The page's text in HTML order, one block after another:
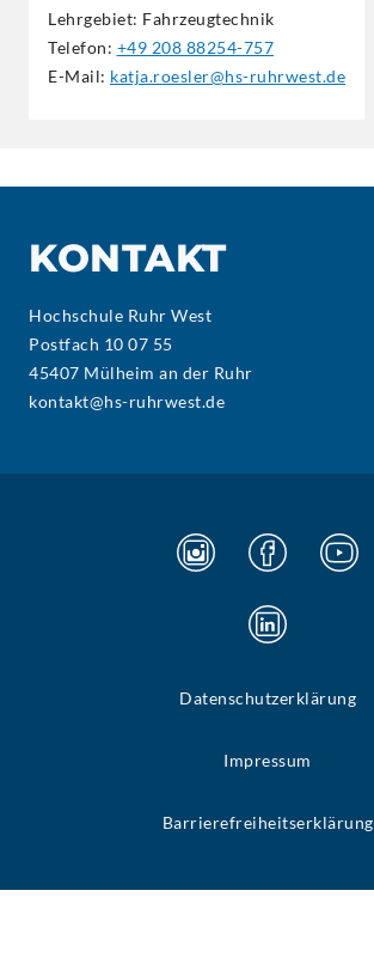
Lehrgebiet: Fahrzeugtechnik
Telefon: +49 208 88254-757
E-Mail: katja.roesler@hs-ruhrwest.de
KONTAKT
Hochschule Ruhr West
Postfach 10 07 55
45407 Mülheim an der Ruhr
kontakt@hs-ruhrwest.de
Datenschutzerklärung
Impressum
Barrierefreiheitserklärung